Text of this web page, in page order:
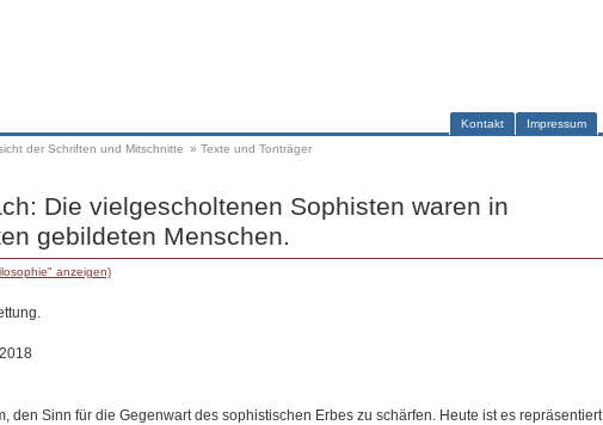
Impressum
Kontakt
der Schriften und Mitschnitte » Texte und Tonträger
Die vielgescholtenen Sophisten waren in
gebildeten Menschen.
anzeigen)
den Sinn für die Gegenwart des sophistischen Erbes zu schärfen. Heute ist es repräsentiert